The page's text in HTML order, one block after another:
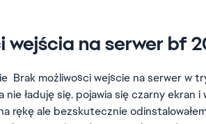
wejścia na serwer bf
Brak możliwości wejście na serwer w
nie ładuję się. pojawia się czarny ekran
rękę ale bezskutecznie